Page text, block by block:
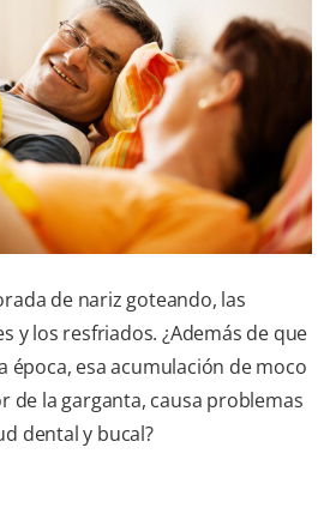
PROMOCIONES
SUSCRÍBASE
de nariz goteando, las
y los resfriados. ¿Además de que
época, esa acumulación de moco
de la garganta, causa problemas
dental y bucal?